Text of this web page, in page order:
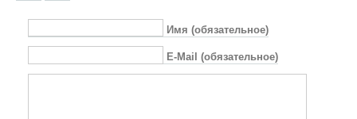
Имя (обязательное)
E-Mail (обязательное)